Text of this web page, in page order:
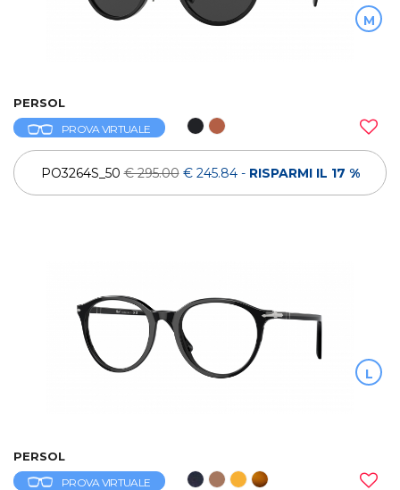
M
PERSOL
PROVA VIRTUALE
PO3264S_50€ 295.00 € 245.84 - RISPARMI IL 17 %
L
PERSOL
PROVA VIRTUALE